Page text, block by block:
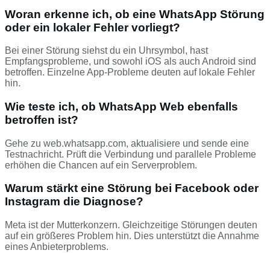
Woran erkenne ich, ob eine WhatsApp Störung
oder ein lokaler Fehler vorliegt?
Bei einer Störung siehst du ein Uhrsymbol, hast
Empfangsprobleme, und sowohl iOS als auch Android sind
betroffen. Einzelne App-Probleme deuten auf lokale Fehler
hin.
Wie teste ich, ob WhatsApp Web ebenfalls
betroffen ist?
Gehe zu web.whatsapp.com, aktualisiere und sende eine
Testnachricht. Prüft die Verbindung und parallele Probleme
erhöhen die Chancen auf ein Serverproblem.
Warum stärkt eine Störung bei Facebook oder
Instagram die Diagnose?
Meta ist der Mutterkonzern. Gleichzeitige Störungen deuten
auf ein größeres Problem hin. Dies unterstützt die Annahme
eines Anbieterproblems.